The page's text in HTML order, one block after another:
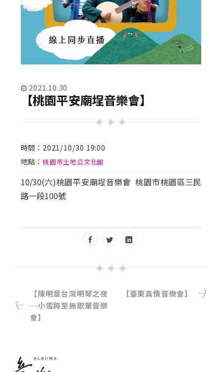
2021.10.30
【桃園平安廟埕音樂會】
時間：2021/10/30 19:00
地點：桃園市土地公文化館
10/30(六)桃園平安廟埕音樂會 桃園市桃園區三民
路一段100號
【陳明章台灣明琴之夜
─小雪將至無歌單音樂
會】
【臺東真情音樂會】